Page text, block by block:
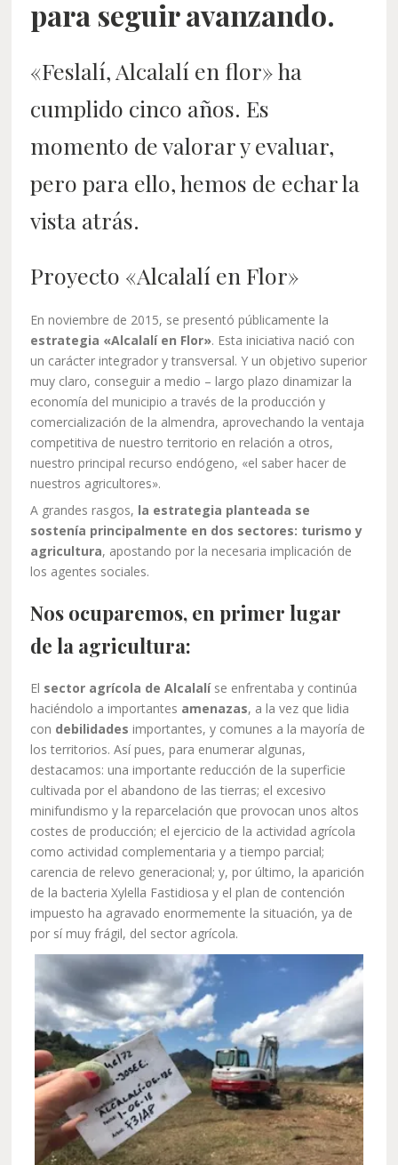
para seguir avanzando.
«Feslalí, Alcalalí en flor» ha
cumplido cinco años. Es
momento de valorar y evaluar,
pero para ello, hemos de echar la
vista atrás.
Proyecto «Alcalalí en Flor»
En noviembre de 2015, se presentó públicamente la
estrategia «Alcalalí en Flor». Esta iniciativa nació con
un carácter integrador y transversal. Y un objetivo superior
muy claro, conseguir a medio – largo plazo dinamizar la
economía del municipio a través de la producción y
comercialización de la almendra, aprovechando la ventaja
competitiva de nuestro territorio en relación a otros,
nuestro principal recurso endógeno, «el saber hacer de
nuestros agricultores».
A grandes rasgos, la estrategia planteada se
sostenía principalmente en dos sectores: turismo y
agricultura, apostando por la necesaria implicación de
los agentes sociales.
Nos ocuparemos, en primer lugar
de la agricultura:
El sector agrícola de Alcalalíse enfrentaba y continúa
haciéndolo a importantes amenazas, a la vez que lidia
con debilidades importantes, y comunes a la mayoría de
los territorios. Así pues, para enumerar algunas,
destacamos: una importante reducción de la superficie
cultivada por el abandono de las tierras; el excesivo
minifundismo y la reparcelación que provocan unos altos
costes de producción; el ejercicio de la actividad agrícola
como actividad complementaria y a tiempo parcial;
carencia de relevo generacional; y, por último, la aparición
de la bacteria Xylella Fastidiosa y el plan de contención
impuesto ha agravado enormemente la situación, ya de
por sí muy frágil, del sector agrícola.